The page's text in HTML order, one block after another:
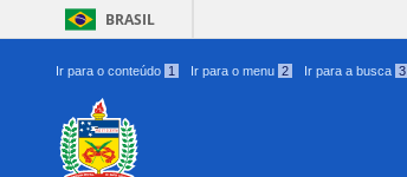
BRASIL
Ir para o conteúdo 1 Ir para o menu 2 Ir para a busca 3